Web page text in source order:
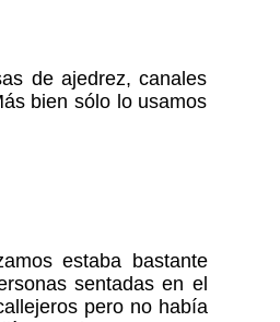
de ajedrez, canales
bien sólo lo usamos
estaba bastante
sentadas en el
pero no había